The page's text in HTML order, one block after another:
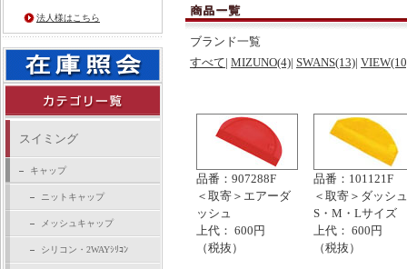
法人様はこちら
スイミング
キャップ
ニットキャップ
メッシュキャップ
シリコン・2WAYｼﾘｺﾝ
ブランド一覧
すべて| MIZUNO(4)| SWANS(13)|
品番：907288F
＜取寄＞エアーダ
ッシュ
上代： 600円
（税抜）
品番：101121F
＜取寄＞ダッシュ
S・M・Lサイズ
上代： 600円
（税抜）